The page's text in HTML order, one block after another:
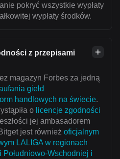
pokryć wszystkie wypłaty
wypłaty środków.
z przepisami
magazyn Forbes za jedną
giełd
handlowych na świecie.
o licencje zgodności
jej ambasadorem
jest również oficjalnym
LALIGA w regionach
Wschodniej i